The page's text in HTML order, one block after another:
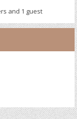
and 1 guest